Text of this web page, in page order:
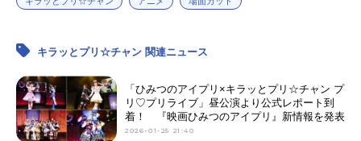
キラッとプリ☆チャン 関連ニュース
「ひみつのアイプリ×キラッとプリ☆チャン プ
リ♡プリライブ」昼公演より公式レポート到
着！ 『映画ひみつのアイプリ』新情報を発表
2026-01-25 21:40